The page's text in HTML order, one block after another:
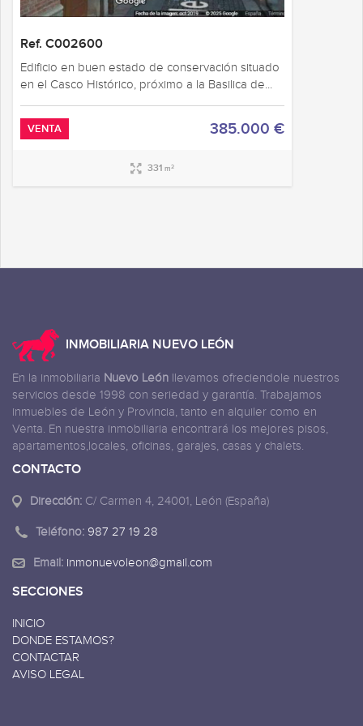
Ref. C002600
Edificio en buen estado de conservación situado
en el Casco Histórico, próximo a la Basilica de...
VENTA 385.000 €
331 m2
INMOBILIARIA NUEVO LEÓN
En la inmobiliaria Nuevo León llevamos ofreciendole nuestros
servicios desde 1998 con seriedad y garantía. Trabajamos
inmuebles de León y Provincia, tanto en alquiler como en
Venta. En nuestra inmobiliaria encontrará los mejores pisos,
apartamentos,locales, oficinas, garajes, casas y chalets.
CONTACTO
Dirección: C/ Carmen 4, 24001, León (España)
Teléfono: 987 27 19 28
Email: inmonuevoleon@gmail.com
SECCIONES
INICIO
DONDE ESTAMOS?
CONTACTAR
AVISO LEGAL